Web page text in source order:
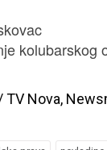
kolubarskog
Nova,